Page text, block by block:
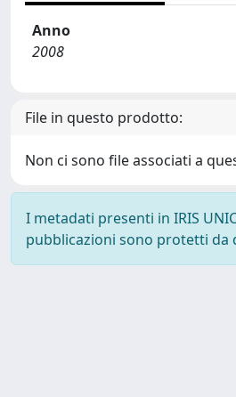
Anno
2008
File in questo prodotto:
Non ci sono file associati a
I metadati presenti in IRIS
pubblicazioni sono protetti da